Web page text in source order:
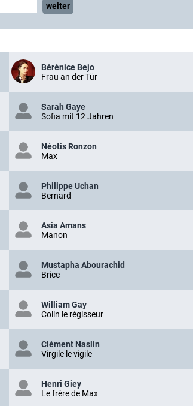
weiter
Bérénice Bejo
Frau an der Tür
Sarah Gaye
Sofia mit 12 Jahren
Néotis Ronzon
Max
Philippe Uchan
Bernard
Asia Amans
Manon
Mustapha Abourachid
Brice
William Gay
Colin le régisseur
Clément Naslin
Virgile le vigile
Henri Giey
Le frère de Max